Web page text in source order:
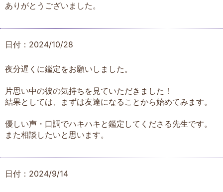
ありがとうございました。
日付：2024/10/28
夜分遅くに鑑定をお願いしました。
片思い中の彼の気持ちを見ていただきました！
結果としては、まずは友達になることから始めてみます。
優しい声・口調でハキハキと鑑定してくださる先生です。
また相談したいと思います。
日付：2024/9/14